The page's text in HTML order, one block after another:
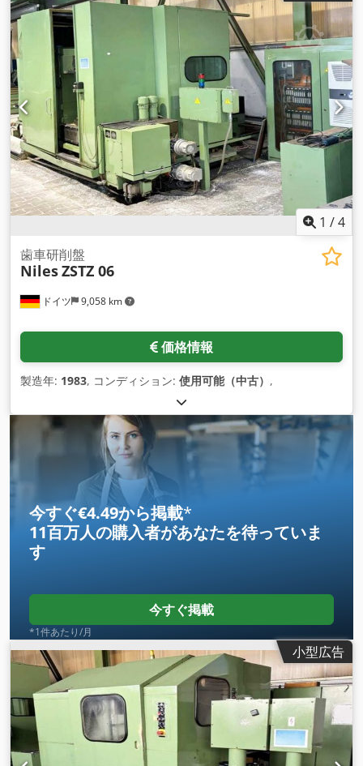
1 /4
ドイツ 9,058 km
歯車研削盤
NilesZSTZ 06
価格情報
製造年: 1983, コンディション: 使用可能（中古） ,
今すぐ€4.49から掲載*
11百万人の購入者があなたを待っていま
す
今すぐ掲載
*1件あたり/月
小型広告